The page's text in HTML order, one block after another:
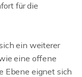
für die
ein weiterer
eine offene
Ebene eignet sich